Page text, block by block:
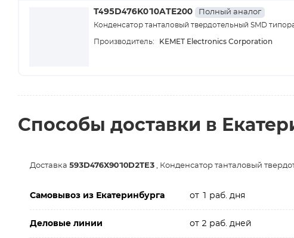
T495D476K010ATE200 Полный аналог
Конденсатор танталовый твердотельный SMD
Производитель: KEMET Electronics Corporation
Способы доставки в
Доставка 593D476X9010D2TE3 , Конденсатор танталовый
Самовывоз из Екатеринбурга от 1 раб. дня
Деловые линии от 2 раб. дней